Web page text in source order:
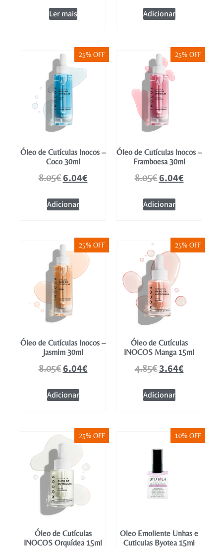
Ler mais Adicionar
25% OFF
Óleo de Cutículas Inocos –
Coco 30ml
8.05€6.04€
Adicionar
25% OFF
Óleo de Cutículas Inocos –
Framboesa 30ml
8.05€6.04€
Adicionar
25% OFF
Óleo de Cutículas Inocos –
Jasmim 30ml
8.05€6.04€
Adicionar
25% OFF
Óleo de Cutículas
INOCOS Manga 15ml
4.85€3.64€
Adicionar
25% OFF
Óleo de Cutículas
INOCOS Orquídea 15ml
10% OFF
Oleo Emoliente Unhas e
Cuticulas Byotea 15ml